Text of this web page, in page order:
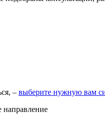
– выберите нужную вам
направление